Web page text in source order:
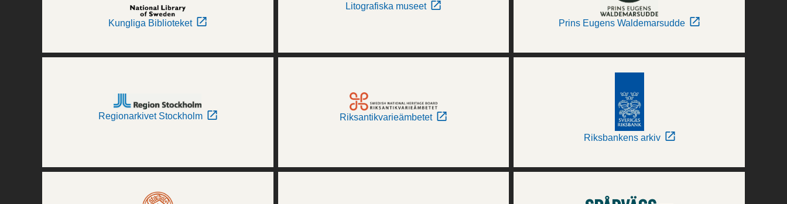
Kungliga Biblioteket
Litografiska museet
Prins Eugens Waldemarsudde
Regionarkivet Stockholm Riksantikvarieämbetet
Riksbankens arkiv